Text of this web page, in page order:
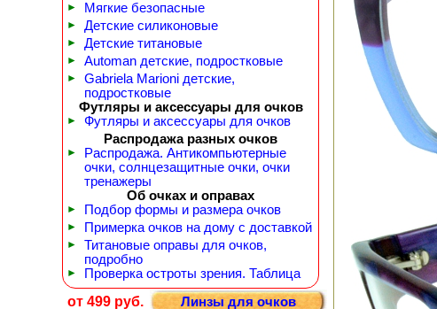
► Мягкие безопасные
► Детские силиконовые
► Детские титановые
► Automan детские, подростковые
►
Gabriela Marioni детские,
подростковые
Футляры и аксессуары для очков
►
Футляры и аксессуары для очков
Распродажа разных очков
►
Распродажа. Антикомпьютерные
очки, солнцезащитные очки, очки
тренажеры
Об очках и оправах
► Подбор формы и размера очков
► Примерка очков на дому с доставкой
►
Титановые оправы для очков,
подробно
► Проверка остроты зрения. Таблица
от 499 руб.
Линзы для очков